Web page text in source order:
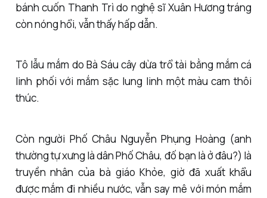
bánh cuốn Thanh Trì do nghệ sĩ Xuân Hương tráng
còn nóng hổi, vẫn thấy hấp dẫn.
Tô lẫu mắm do Bà Sáu cây dừa trổ tài bằng mắm cá
linh phối với mắm sặc lung linh một màu cam thôi
thúc.
Còn người Phố Châu Nguyễn Phụng Hoàng (anh
thường tự xưng là dân Phố Châu, đố bạn là ở đâu?) là
truyền nhân của bà giáo Khỏe, giờ đã xuất khẩu
được mắm đi nhiều nước, vẫn say mê với món mắm